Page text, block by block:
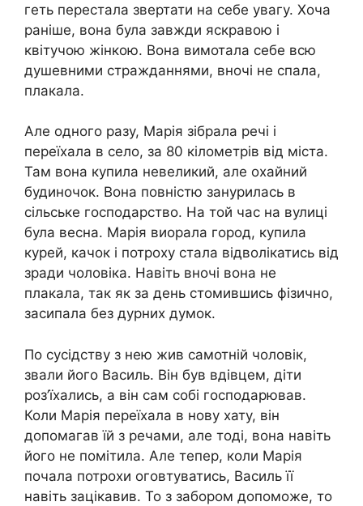
геть перестала звертати на себе увагу. Хоча
раніше, вона була завжди яскравою і
квітучою жінкою. Вона вимотала себе всю
душевними стражданнями, вночі не спала,
плакала.
Але одного разу, Марія зібрала речі і
переїхала в село, за 80 кілометрів від міста.
Там вона купила невеликий, але охайний
будиночок. Вона повністю занурилась в
сільське господарство. На той час на вулиці
була весна. Марія виорала город, купила
курей, качок і потроху стала відволікатись від
зради чоловіка. Навіть вночі вона не
плакала, так як за день стомившись фізично,
засипала без дурних думок.
По сусідству з нею жив самотній чоловік,
звали його Василь. Він був вдівцем, діти
роз’їхались, а він сам собі господарював.
Коли Марія переїхала в нову хату, він
допомагав їй з речами, але тоді, вона навіть
його не помітила. Але тепер, коли Марія
почала потрохи оговтуватись, Василь її
навіть зацікавив. То з забором допоможе, то